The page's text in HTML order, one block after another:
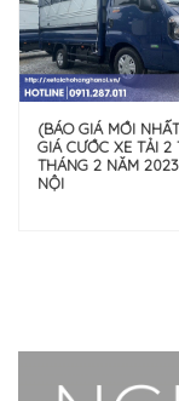
(BÁO GIÁ MỚI
GIÁ CƯỚC XE TẢI 2
THÁNG 2 NĂM
NỘI